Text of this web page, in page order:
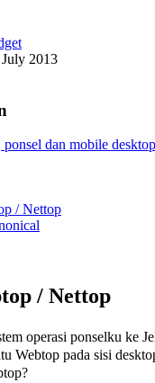
2013
dan mobile
/ Nettop
/ Nettop
operasi ponselku ke
Webtop pada sisi